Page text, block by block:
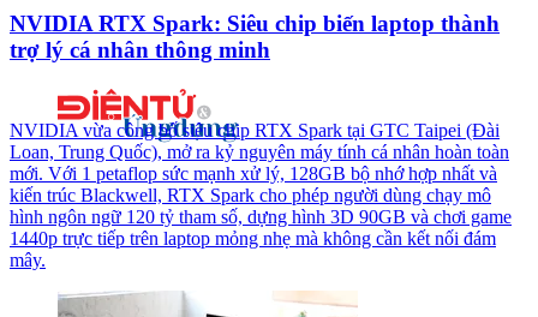
NVIDIA RTX Spark: Siêu chip biến laptop thành
trợ lý cá nhân thông minh
NVIDIA vừa công bố siêu chip RTX Spark tại GTC Taipei (Đài
Loan, Trung Quốc), mở ra kỷ nguyên máy tính cá nhân hoàn toàn
mới. Với 1 petaflop sức mạnh xử lý, 128GB bộ nhớ hợp nhất và
kiến trúc Blackwell, RTX Spark cho phép người dùng chạy mô
hình ngôn ngữ 120 tỷ tham số, dựng hình 3D 90GB và chơi game
1440p trực tiếp trên laptop mỏng nhẹ mà không cần kết nối đám
mây.